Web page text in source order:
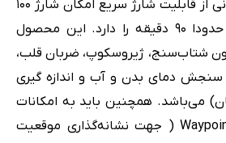
ساعت جذاب با پشتیبانی از قابلیت شارژ سریع امکان شارژ ۱۰۰
درصدی باتری آن طی حدودا ۹۰ دقیقه را دارد. این محصول
شتاب‌سنج، ژیروسکوپ، ضربان قلب،
سنجش دمای بدن و آب و اندازه گیری
همچنین باید به امکانات
جالب توجهی مثل Waypoints ( جهت نشانه‌گذاری موقعیت